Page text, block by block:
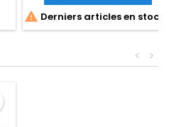
 Derniers articles en stock
>
<